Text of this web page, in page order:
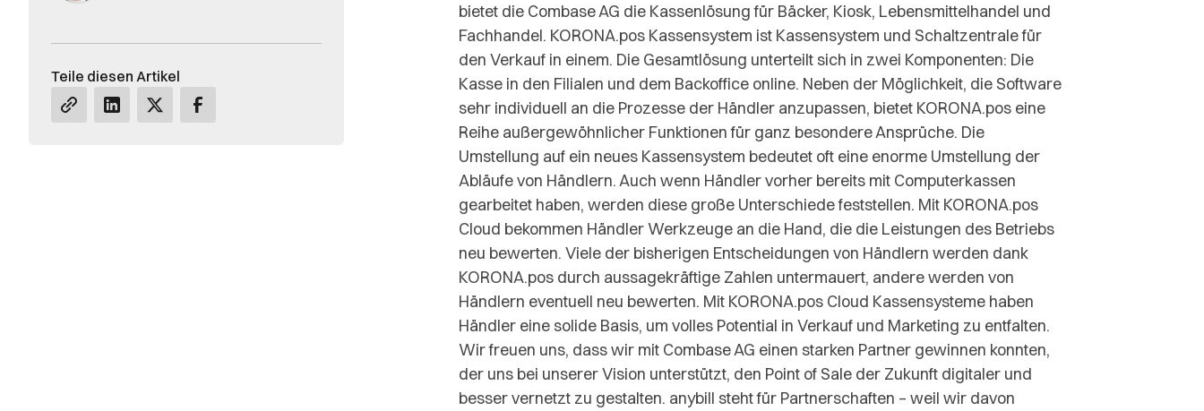
Teile diesen Artikel
bietet die Combase AG die Kassenlösung für Bäcker, Kiosk, Lebensmittelhandel und
Fachhandel. KORONA.pos Kassensystem ist Kassensystem und Schaltzentrale für
den Verkauf in einem. Die Gesamtlösung unterteilt sich in zwei Komponenten: Die
Kasse in den Filialen und dem Backoffice online. Neben der Möglichkeit, die Software
sehr individuell an die Prozesse der Händler anzupassen, bietet KORONA.pos eine
Reihe außergewöhnlicher Funktionen für ganz besondere Ansprüche. Die
Umstellung auf ein neues Kassensystem bedeutet oft eine enorme Umstellung der
Abläufe von Händlern. Auch wenn Händler vorher bereits mit Computerkassen
gearbeitet haben, werden diese große Unterschiede feststellen. Mit KORONA.pos
Cloud bekommen Händler Werkzeuge an die Hand, die die Leistungen des Betriebs
neu bewerten. Viele der bisherigen Entscheidungen von Händlern werden dank
KORONA.pos durch aussagekräftige Zahlen untermauert, andere werden von
Händlern eventuell neu bewerten. Mit KORONA.pos Cloud Kassensysteme haben
Händler eine solide Basis, um volles Potential in Verkauf und Marketing zu entfalten.
Wir freuen uns, dass wir mit Combase AG einen starken Partner gewinnen konnten,
der uns bei unserer Vision unterstützt, den Point of Sale der Zukunft digitaler und
besser vernetzt zu gestalten. anybill steht für Partnerschaften – weil wir davon